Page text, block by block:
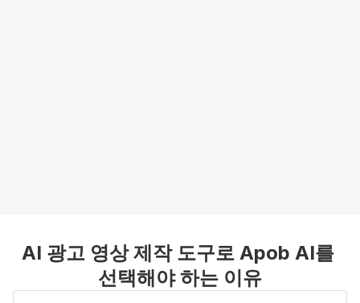
AI 광고 영상 제작 도구로 Apob AI를
선택해야 하는 이유